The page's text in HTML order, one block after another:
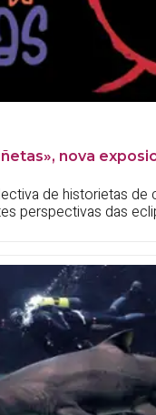
nova
de historietas de
perspectivas das